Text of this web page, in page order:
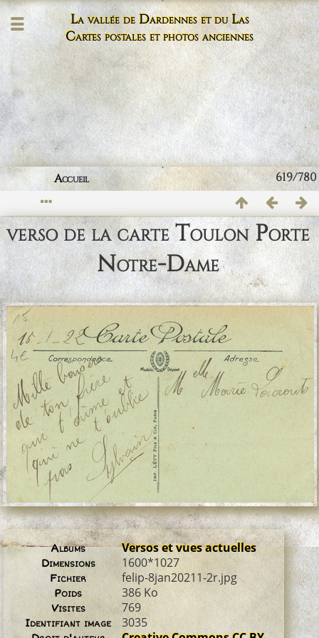
La vallée de Dardennes et du Las
Cartes postales et photos anciennes
619/780
Accueil
verso de la carte Toulon Porte
Notre-Dame
Albums Versos et vues actuelles
Dimensions 1600*1027
Fichier felip-8jan20211-2r.jpg
Poids 386 Ko
Visites 769
Identifiant image 3035